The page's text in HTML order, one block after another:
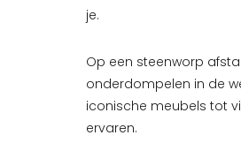
je.
Op een steenworp
onderdompelen in de
iconische meubels tot
ervaren.